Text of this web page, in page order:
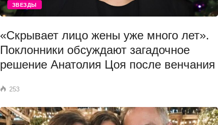
ЗВЕЗДЫ
«Скрывает лицо жены уже много лет».
Поклонники обсуждают загадочное
решение Анатолия Цоя после венчания
253